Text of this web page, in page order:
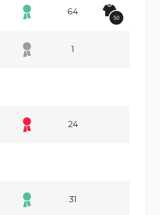
64
50
1
24
31